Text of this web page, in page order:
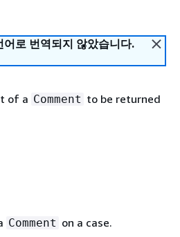
로 번역되지 않았습니다.
of a Comment to be returned
Comment on a case.